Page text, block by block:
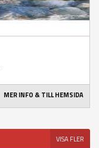
MER INFO & TILL HEMSIDA
VISA FLER